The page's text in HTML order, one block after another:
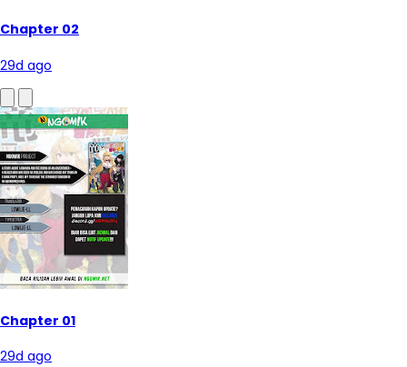
Chapter 02
29d ago
Chapter 01
29d ago